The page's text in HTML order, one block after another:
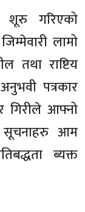
शूरु गरिएको
लामो
तथा राष्टिय
पत्रकार
गिरीले आफ्नो
सूचनाहरु आम
ब्यक्त